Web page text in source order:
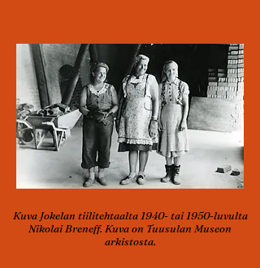
Kuva Jokelan tiilitehtaalta 1940- tai 1950-luvulta
Nikolai Breneff. Kuva on Tuusulan Museon
arkistosta.